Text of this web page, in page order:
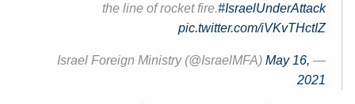
the line of rocket fire.#IsraelUnderAttack
pic.twitter.com/iVKvTHctIZ
— Israel Foreign Ministry (@IsraelMFA)
May 16,
2021